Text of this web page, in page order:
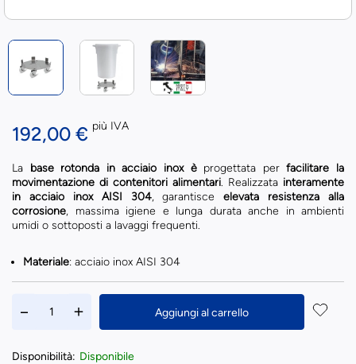
192,00 € più IVA
La base rotonda in acciaio inox èprogettata perfacilitare la
movimentazione di contenitori alimentari. Realizzata interamente
in acciaio inox AISI 304, garantisceelevata resistenza alla
corrosione, massima igiene e lunga durata anche in ambienti
umidi o sottoposti a lavaggi frequenti.
Materiale: acciaio inox AISI 304
Aggiungi al carrello
Disponibilità: Disponibile